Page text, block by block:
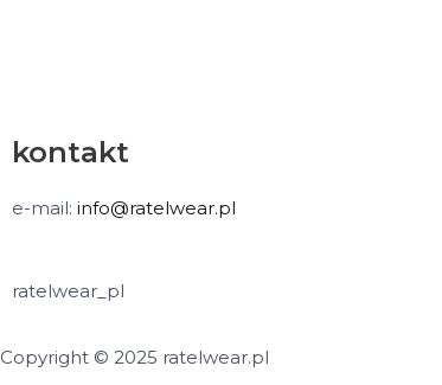
kontakt
e-mail: info@ratelwear.pl
ratelwear_pl
Copyright © 2025 ratelwear.pl